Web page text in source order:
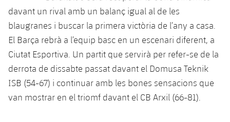
plusicon
Instal·lacions
Spotify Camp Nou
SUB13
SUB12
SUB11 A
SUB11 B
SUB13 B
SUB12 C
SUB11 C
Entrades
Gameday Shows
Resultats
Classificacions
Barça Atlètic
Junior
Cadet A
PLUSICON
MÉS
Primer Equip
Actualitat
Barça Atlètic
davant un rival amb un balanç igual al de les
blaugranes i buscar la primera victòria de l’any a casa.
El Barça rebrà a l’equip basc en un escenari diferent, a
Ciutat Esportiva. Un partit que servirà per refer-se de la
derrota de dissabte passat davant el Domusa Teknik
ISB (54-67) i continuar amb les bones sensacions que
van mostrar en el triomf davant el CB Arxil (66-81).